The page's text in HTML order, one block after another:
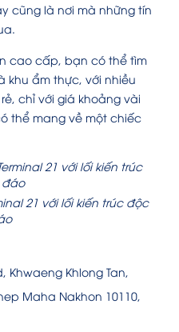
cũng là nơi mà những tín
cao cấp, bạn có thể tìm
khu ẩm thực, với nhiều
chỉ với giá khoảng vài
thể mang về một chiếc
21 với lối kiến trúc độc
Khwaeng Khlong Tan,
Maha Nakhon 10110,